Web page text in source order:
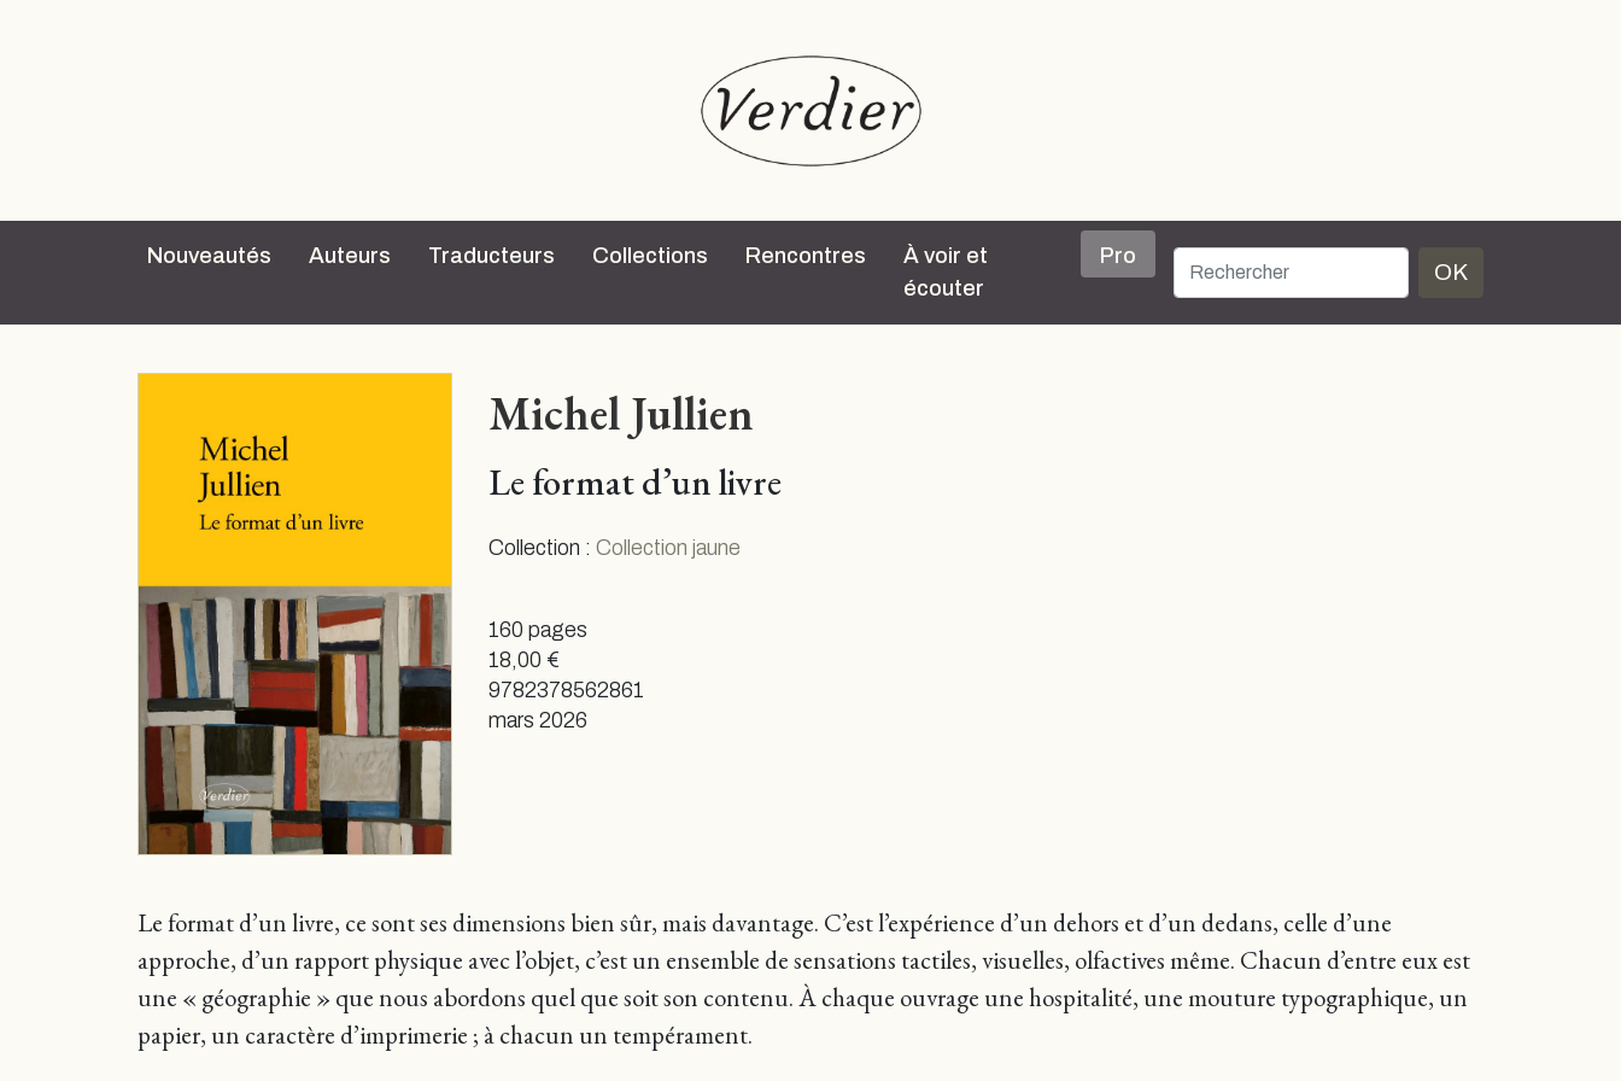
Nouveautés Auteurs Traducteurs Collections Rencontres
À voir et
écouter
Pro
OK
Michel Jullien
Le format d’un livre
Collection : Collection jaune
160 pages
18,00 €
9782378562861
mars 2026
Le format d’un livre, ce sont ses dimensions bien sûr, mais davantage. C’est l’expérience d’un dehors et d’un dedans, celle d’une
approche, d’un rapport physique avec l’objet, c’est un ensemble de sensations tactiles, visuelles, olfactives même. Chacun d’entre eux est
une « géographie » que nous abordons quel que soit son contenu. À chaque ouvrage une hospitalité, une mouture typographique, un
papier, un caractère d’imprimerie ; à chacun un tempérament.